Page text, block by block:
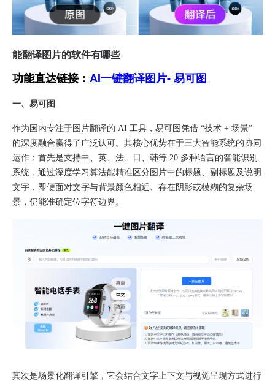
能翻译图片的软件有哪些
功能直达链接： AI一键翻译图片- 易可图
一、易可图
作为国内专注于图片翻译的 AI 工具，易可图凭借 “技术 + 场景”
的深度融合赢得了广泛认可。其核心优势在于三大智能系统的协同
运作：首先是支持中、英、法、日、韩等 20 多种语言的智能识别
系统，通过深度学习算法能精准区分图片中的标题、副标题及说明
文字，即便面对文字与背景颜色相近、存在阴影或模糊的复杂场
景，仍能准确定位字符边界。
其次是场景化翻译引擎，它会结合文字上下文与视觉呈现方式进行